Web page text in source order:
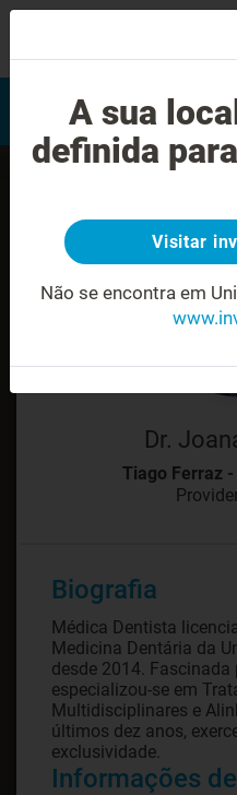
Avaliação do sorriso
Dr.
Tiago Ferraz
Biografia
Médica Dentista
Medicina Dentária da
desde 2014. Fascinada
especializou-se em
Multidisciplinares e
últimos dez anos,
exclusividade.
Informações
A sua
definida
Visitar
Não se encontra em